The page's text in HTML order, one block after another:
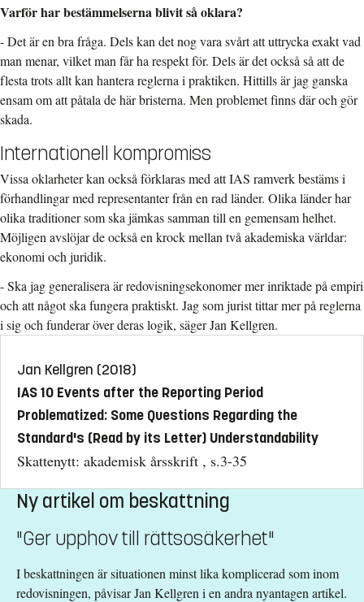
Varför har bestämmelserna blivit så oklara?
- Det är en bra fråga. Dels kan det nog vara svårt att uttrycka exakt vad
man menar, vilket man får ha respekt för. Dels är det också så att de
flesta trots allt kan hantera reglerna i praktiken. Hittills är jag ganska
ensam om att påtala de här bristerna. Men problemet finns där och gör
skada.
Internationell kompromiss
Vissa oklarheter kan också förklaras med att IAS ramverk bestäms i
förhandlingar med representanter från en rad länder. Olika länder har
olika traditioner som ska jämkas samman till en gemensam helhet.
Möjligen avslöjar de också en krock mellan två akademiska världar:
ekonomi och juridik.
- Ska jag generalisera är redovisningsekonomer mer inriktade på empiri
och att något ska fungera praktiskt. Jag som jurist tittar mer på reglerna
i sig och funderar över deras logik, säger Jan Kellgren.
Jan Kellgren (2018)
IAS 10 Events after the Reporting Period
Problematized: Some Questions Regarding the
Standard's (Read by its Letter) Understandability
Skattenytt: akademisk årsskrift , s.3-35
Ny artikel om beskattning
"Ger upphov till rättsosäkerhet"
I beskattningen är situationen minst lika komplicerad som inom
redovisningen, påvisar Jan Kellgren i en andra nyantagen artikel.